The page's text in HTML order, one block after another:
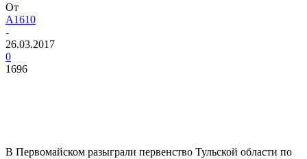
От
A1610
-
26.03.2017
0
1696
В Первомайском разыграли первенство Тульской области по